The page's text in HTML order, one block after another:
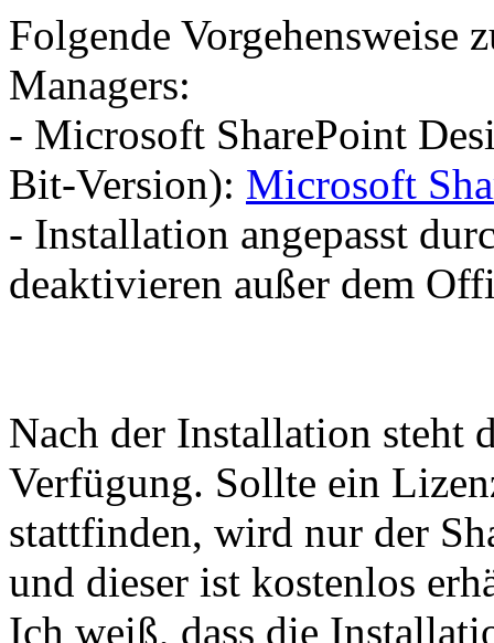
Folgende Vorgehensweise
Managers:
- Microsoft SharePoint
Bit-Version): Microsoft
- Installation angepasst
deaktivieren außer dem
Nach der Installation steht
Verfügung. Sollte ein
stattfinden, wird nur der
und dieser ist kostenlos
Ich weiß, dass die